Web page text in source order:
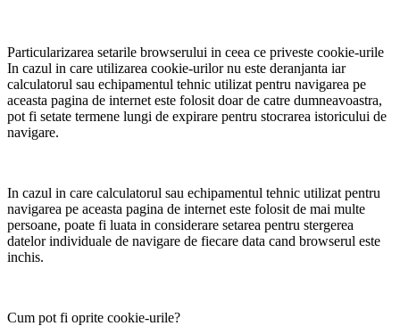
Particularizarea setarile browserului in ceea ce priveste cookie-urile
In cazul in care utilizarea cookie-urilor nu este deranjanta iar
calculatorul sau echipamentul tehnic utilizat pentru navigarea pe
aceasta pagina de internet este folosit doar de catre dumneavoastra,
pot fi setate termene lungi de expirare pentru stocrarea istoricului de
navigare.
In cazul in care calculatorul sau echipamentul tehnic utilizat pentru
navigarea pe aceasta pagina de internet este folosit de mai multe
persoane, poate fi luata in considerare setarea pentru stergerea
datelor individuale de navigare de fiecare data cand browserul este
inchis.
Cum pot fi oprite cookie-urile?